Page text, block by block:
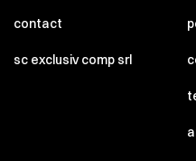
contact
sc exclusiv comp srl